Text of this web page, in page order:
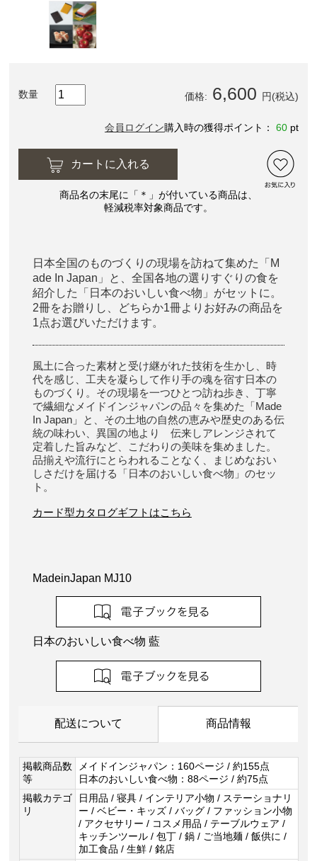
数量 価格: 6,600 円(税込)
会員ログイン購入時の獲得ポイント： 60 pt
カートに入れる
商品名の末尾に「＊」が付いている商品は、
軽減税率対象商品です。
日本全国のものづくりの現場を訪ねて集めた「M
ade In Japan」と、全国各地の選りすぐりの食を
紹介した「日本のおいしい食べ物」がセットに。
2冊をお贈りし、どちらか1冊よりお好みの商品を
1点お選びいただけます。
風土に合った素材と受け継がれた技術を生かし、時
代を感じ、工夫を凝らして作り手の魂を宿す日本の
ものづくり。その現場を一つひとつ訪ね歩き、丁寧
で繊細なメイドインジャパンの品々を集めた「Made
In Japan」と、その土地の自然の恵みや歴史のある伝
統の味わい、異国の地より 伝来しアレンジされて
定着した旨みなど、こだわりの美味を集めました。
品揃えや流行にとらわれることなく、まじめなおい
しさだけを届ける「日本のおいしい食べ物」のセッ
ト。
カード型カタログギフトはこちら
MadeinJapan MJ10
日本のおいしい食べ物 藍
配送について 商品情報
掲載商品数
等
メイドインジャパン：160ページ / 約155点
日本のおいしい食べ物：88ページ / 約75点
掲載カテゴ
リ
日用品 / 寝具 / インテリア小物 / ステーショナリ
ー / ベビー・キッズ / バッグ / ファッション小物
/ アクセサリー / コスメ用品 / テーブルウェア /
キッチンツール / 包丁 / 鍋 / ご当地麺 / 飯供に /
加工食品 / 生鮮 / 銘店